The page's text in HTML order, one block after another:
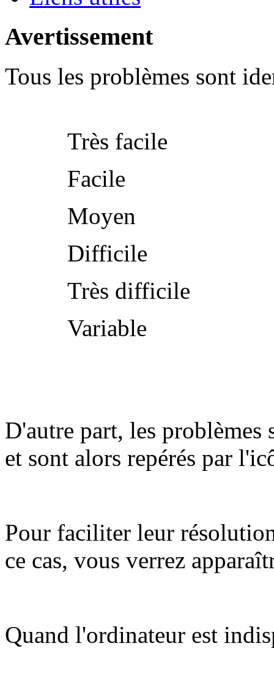
Avertissement
Tous les problèmes sont
Très facile
Facile
Moyen
Difficile
Très difficile
Variable
D'autre part, les problèmes
et sont alors repérés par
Pour faciliter leur
ce cas, vous verrez
Quand l'ordinateur est